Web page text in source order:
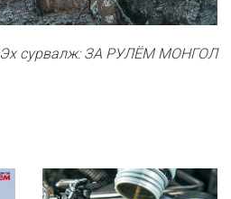
Эх сурвалж: ЗА РУЛЁМ МОНГОЛ